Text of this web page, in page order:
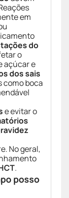
em
do
o
açúcar e
dos sais
como boca
e evitar o
No geral,
.
posso